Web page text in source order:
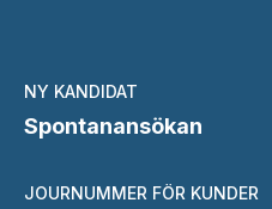
NY KANDIDAT
Spontanansökan
JOURNUMMER FÖR KUNDER